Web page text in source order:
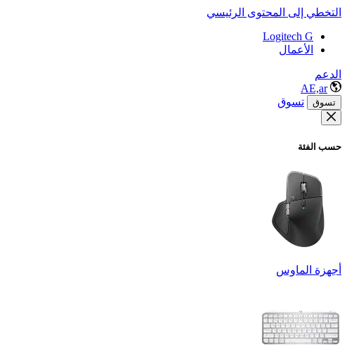
التخطي إلى المحتوى الرئيسي
Logitech G
الأعمال
الدعم
AE,ar
تسوق تسوق
حسب الفئة
أجهزة الماوس